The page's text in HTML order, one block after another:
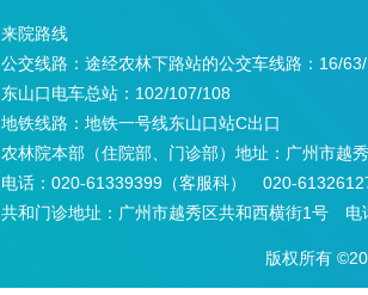
来院路线
公交线路：途经农林下路站的公交车线路： 16/
东山口电车总站： 102/107/108
地铁线路： 地铁一号线东山口站C出口
农林院本部（住院部、门诊部）地址： 广州市越
电话： 020-61339399（客服科） 020-
共和门诊地址： 广州市越秀区共和西横街1号 电
版权所有